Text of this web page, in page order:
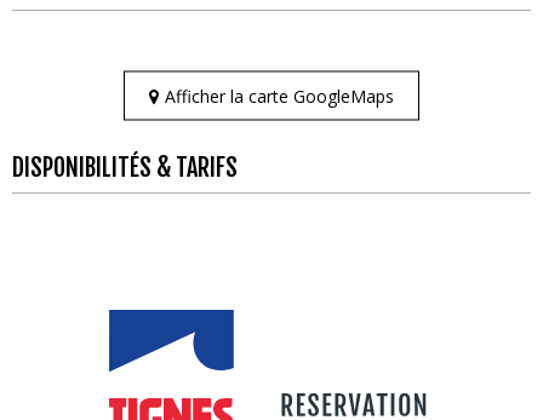
Afficher la carte GoogleMaps
DISPONIBILITÉS & TARIFS